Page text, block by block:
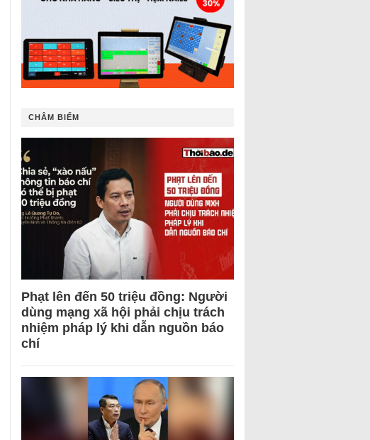
CHÂM BIẾM
Phạt lên đến 50 triệu đồng: Người
dùng mạng xã hội phải chịu trách
nhiệm pháp lý khi dẫn nguồn báo
chí